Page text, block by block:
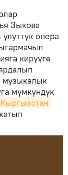
Зыкова
опера
кирүүгө
музыкалык
мүмкүндүк